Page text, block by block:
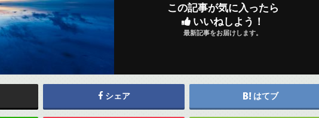
この記事が気に入ったら
いいねしよう！
最新記事をお届けします。
シェア はてブ